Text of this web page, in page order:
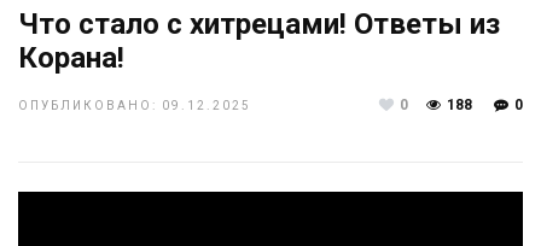
Что стало с хитрецами! Ответы из
Корана!
ОПУБЛИКОВАНО: 09.12.2025 0
188
0